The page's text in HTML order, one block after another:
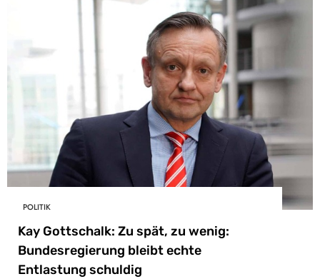
POLITIK
Kay Gottschalk: Zu spät, zu wenig:
Bundesregierung bleibt echte
Entlastung schuldig